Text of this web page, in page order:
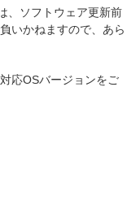
、ソフトウェア更新前
いかねますので、あら
応OSバージョンをご